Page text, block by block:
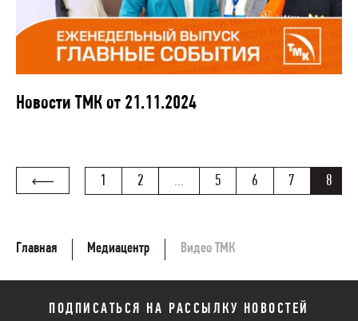
Новости ТМК от 21.11.2024
1 2 ... 5 6 7 8
Главная Медиацентр Видео ТМК
ПОДПИСАТЬСЯ НА РАССЫЛКУ НОВОСТЕЙ